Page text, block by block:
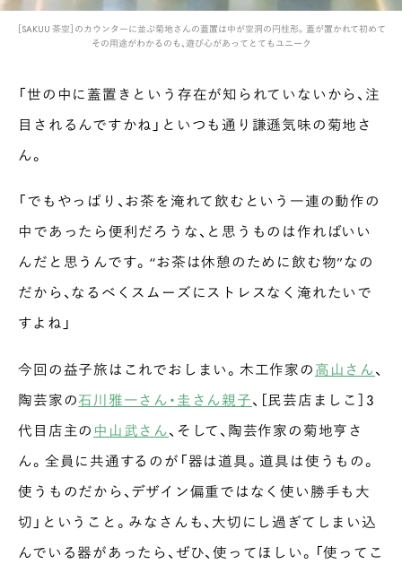
［SAKUU 茶空］のカウンターに並ぶ菊地さんの蓋置は中が空洞の円柱形。蓋が置かれて初めて
その用途がわかるのも、遊び心があってとてもユニーク
「世の中に蓋置きという存在が知られていないから、注
目されるんですかね」といつも通り謙遜気味の菊地さ
ん。
「でもやっぱり、お茶を淹れて飲むという一連の動作の
中であったら便利だろうな、と思うものは作ればいい
んだと思うんです。“お茶は休憩のために飲む物”なの
だから、なるべくスムーズにストレスなく淹れたいで
すよね」
今回の益子旅はこれでおしまい。木工作家の高山さん、
陶芸家の石川雅一さん・圭さん親子、［民芸店ましこ］３
代目店主の 中山武さん、そして、陶芸作家の菊地亨さ
ん。全員に共通するのが「器は道具。道具は使うもの。
使うものだから、デザイン偏重ではなく使い勝手も大
切」ということ。みなさんも、大切にし過ぎてしまい込
んでいる器があったら、ぜひ、使ってほしい。「使ってこ